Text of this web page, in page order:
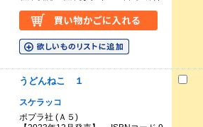
うどんねこ １
スケラッコ
ポプラ社 (Ａ５)